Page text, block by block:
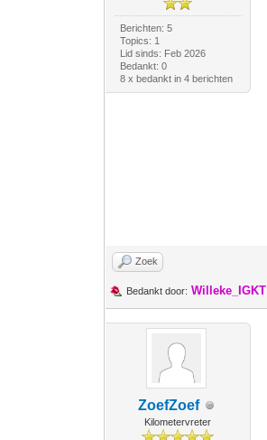
Berichten: 5
Topics: 1
Lid sinds: Feb 2026
Bedankt: 0
8 x bedankt in 4 berichten
Zoek
Bedankt door: Willeke_IGKT
ZoefZoef
Kilometervreter